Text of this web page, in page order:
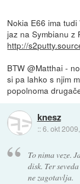
Nokia E66 ima
jaz na Symbianu z
http://
BTW @Matthai -
si pa lahko s njim
popolnoma
knesz
::6. okt
To nima veze.
disk. Ter
ne zagotavlja.